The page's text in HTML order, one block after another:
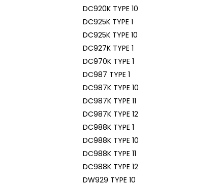
DC920K TYPE 10
DC925K TYPE 1
DC925K TYPE 10
DC927K TYPE 1
DC970K TYPE 1
DC987 TYPE 1
DC987K TYPE 10
DC987K TYPE 11
DC987K TYPE 12
DC988K TYPE 1
DC988K TYPE 10
DC988K TYPE 11
DC988K TYPE 12
DW929 TYPE 10